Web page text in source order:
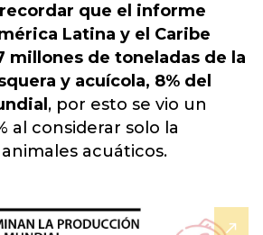
que el informe
Latina y el Caribe
millones de toneladas de la
y acuícola, 8% del
, por esto se vio un
al considerar solo la
acuáticos.